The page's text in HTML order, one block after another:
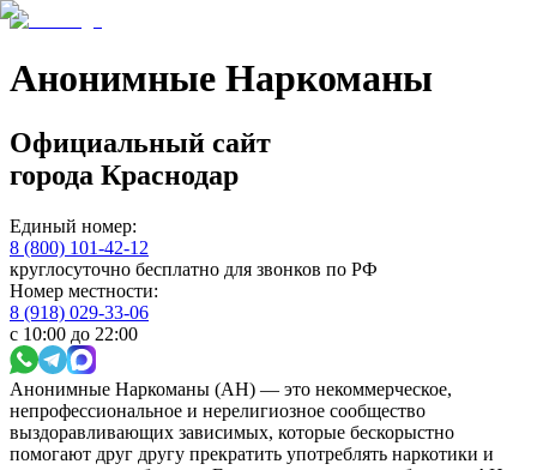
Анонимные Наркоманы
Официальный сайт
города Краснодар
Единый номер:
8 (800) 101-42-12
круглосуточно бесплатно для звонков по РФ
Номер местности:
8 (918) 029-33-06
с 10:00 до 22:00
Анонимные Наркоманы (АН) — это некоммерческое,
непрофессиональное и нерелигиозное сообщество
выздоравливающих зависимых, которые бескорыстно
помогают друг другу прекратить употреблять наркотики и